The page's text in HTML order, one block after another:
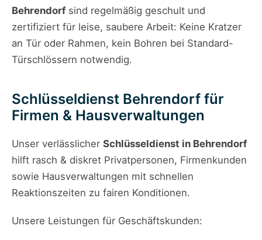
Behrendorfsind regelmäßig geschult und
zertifiziert für leise, saubere Arbeit: Keine Kratzer
an Tür oder Rahmen, kein Bohren bei Standard-
Türschlössern notwendig.
Schlüsseldienst Behrendorf für
Firmen & Hausverwaltungen
Unser verlässlicher Schlüsseldienst in Behrendorf
hilft rasch & diskret Privatpersonen, Firmenkunden
sowie Hausverwaltungen mit schnellen
Reaktionszeiten zu fairen Konditionen.
Unsere Leistungen für Geschäftskunden: